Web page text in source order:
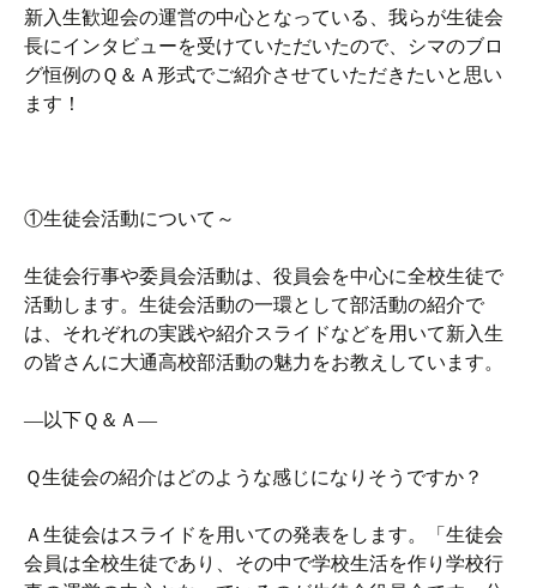
新入生歓迎会の運営の中心となっている、我らが生徒会
長にインタビューを受けていただいたので、シマのブロ
グ恒例のＱ＆Ａ形式でご紹介させていただきたいと思い
ます！
①生徒会活動について～
生徒会行事や委員会活動は、役員会を中心に全校生徒で
活動します。生徒会活動の一環として部活動の紹介で
は、それぞれの実践や紹介スライドなどを用いて新入生
の皆さんに大通高校部活動の魅力をお教えしています。
―以下Ｑ＆Ａ―
Ｑ生徒会の紹介はどのような感じになりそうですか？
Ａ生徒会はスライドを用いての発表をします。「生徒会
会員は全校生徒であり、その中で学校生活を作り学校行